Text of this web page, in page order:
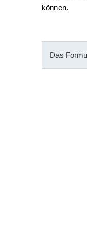
können.
Das